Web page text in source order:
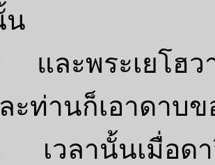
น
และพระเยโฮว
ะท่านก็เอาดาบข
เวลานั้นเมื่อดา